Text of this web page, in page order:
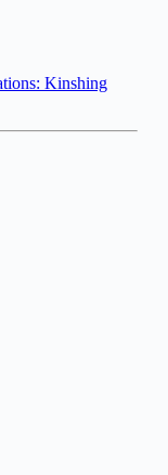
Kinshing